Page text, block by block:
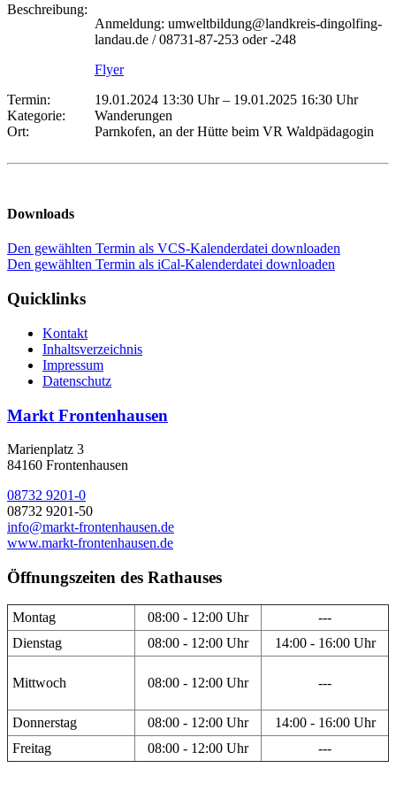
Beschreibung:
Anmeldung: umweltbildung@landkreis-dingolfing-
landau.de / 08731-87-253 oder -248
Flyer
Termin:
19.01.2024 13:30 Uhr– 19.01.2025 16:30 Uhr
Kategorie:
Wanderungen
Ort:
Parnkofen, an der Hütte beim VR Waldpädagogin
Downloads
Den gewählten Termin als VCS-Kalenderdatei downloaden
Den gewählten Termin als iCal-Kalenderdatei downloaden
Quicklinks
Kontakt
Inhaltsverzeichnis
Impressum
Datenschutz
Markt Frontenhausen
Marienplatz 3
84160 Frontenhausen
08732 9201-0
08732 9201-50
info@markt-frontenhausen.de
www.markt-frontenhausen.de
Öffnungszeiten des Rathauses
Montag 08:00 - 12:00 Uhr
---
Dienstag
08:00 - 12:00 Uhr 14:00 - 16:00 Uhr
Mittwoch 08:00 - 12:00 Uhr ---
Donnerstag 08:00 - 12:00 Uhr
14:00 - 16:00 Uhr
Freitag
08:00 - 12:00 Uhr ---